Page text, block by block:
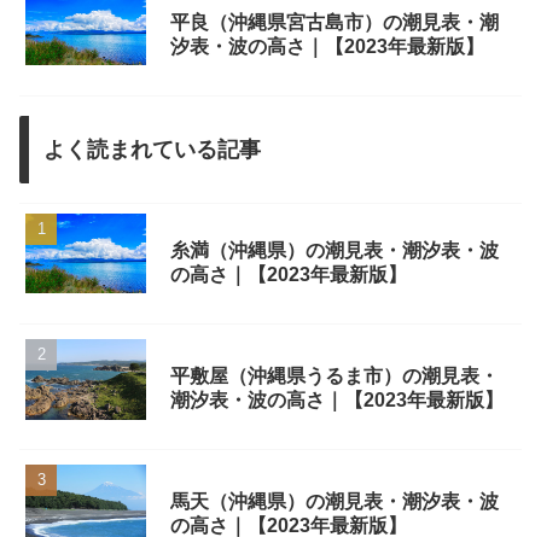
平良（沖縄県宮古島市）の潮見表・潮
汐表・波の高さ｜【2023年最新版】
よく読まれている記事
糸満（沖縄県）の潮見表・潮汐表・波
の高さ｜【2023年最新版】
平敷屋（沖縄県うるま市）の潮見表・
潮汐表・波の高さ｜【2023年最新版】
馬天（沖縄県）の潮見表・潮汐表・波
の高さ｜【2023年最新版】